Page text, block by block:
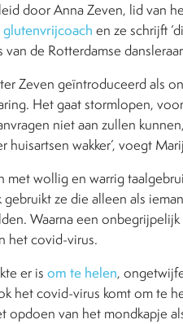
door Anna Zeven, lid van
en ze schrijft
van de Rotterdamse
Zeven geïntroduceerd als
Het gaat stormlopen,
niet aan zullen
huisartsen wakker’, voegt
met wollig en warrig
ze die alleen als
Waarna een
het covid-virus.
er is om te helen,
het covid-virus komt om te
opdoen van het mondkapje